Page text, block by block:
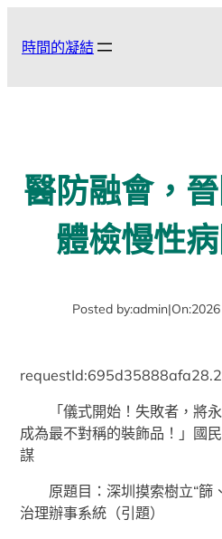
時間的凝結
醫防融會，
體檢慢性
Posted by:admin|On:
「儀式開始！失敗者，將
成為最不對稱的裝飾品！」 國
謀
原題目：深圳摸索樹立“篩
治理辦事系統（引題）